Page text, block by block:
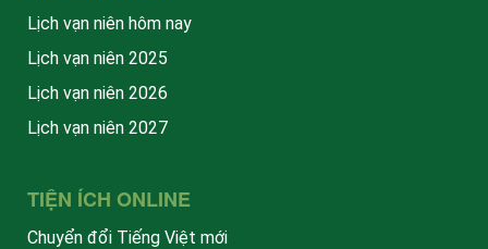
Lịch vạn niên hôm nay
Lịch vạn niên 2025
Lịch vạn niên 2026
Lịch vạn niên 2027
TIỆN ÍCH ONLINE
Chuyển đổi Tiếng Việt mới